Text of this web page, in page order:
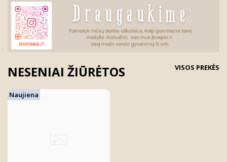
NESENIAI ŽIŪRĖTOS VISOS PREKĖS
Naujiena